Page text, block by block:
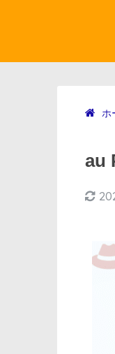
ホ
au